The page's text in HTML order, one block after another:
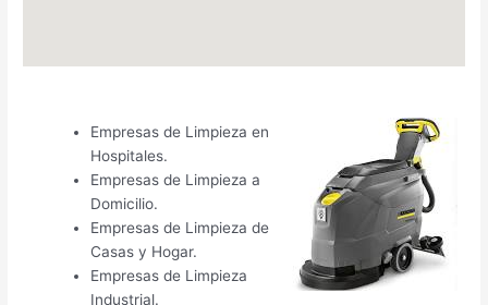
Empresas de Limpieza en
Hospitales.
Empresas de Limpieza a
Domicilio.
Empresas de Limpieza de
Casas y Hogar.
Empresas de Limpieza
Industrial.